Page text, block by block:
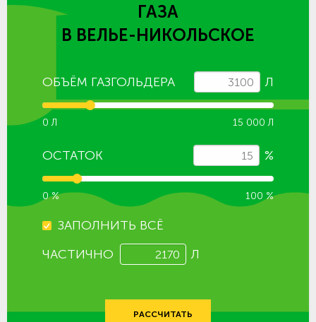
ГАЗА
В ВЕЛЬЕ-НИКОЛЬСКОЕ
ОБЪЁМ ГАЗГОЛЬДЕРА Л
0 Л 15 000 Л
ОСТАТОК %
0 % 100 %
ЗАПОЛНИТЬ ВСЁ
ЧАСТИЧНО
Л
РАССЧИТАТЬ